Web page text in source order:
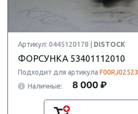
Артикул: 0445120178 | DISTOCK
ФОРСУНКА 53401112010
Подходит для артикула F00RJ02523
Наличные:
8 000 ₽